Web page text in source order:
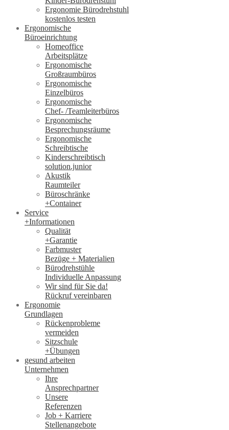
Ergonomie Bürodrehstuhl
kostenlos testen
Ergonomische
Büroeinrichtung
Homeoffice
Arbeitsplätze
Ergonomische
Großraumbüros
Ergonomische
Einzelbüros
Ergonomische
Chef- /Teamleiterbüros
Ergonomische
Besprechungsräume
Ergonomische
Schreibtische
Kinderschreibtisch
solution.junior
Akustik
Raumteiler
Büroschränke
+Container
Service
+Informationen
Qualität
+Garantie
Farbmuster
Bezüge + Materialien
Bürodrehstühle
Individuelle Anpassung
Wir sind für Sie da!
Rückruf vereinbaren
Ergonomie
Grundlagen
Rückenprobleme
vermeiden
Sitzschule
+Übungen
gesund arbeiten
Unternehmen
Ihre
Ansprechpartner
Unsere
Referenzen
Job + Karriere
Stellenangebote